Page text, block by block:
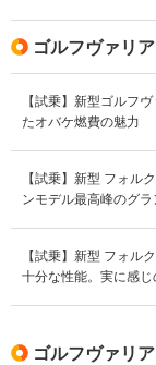
ゴルフヴァリ
【試乗】新型ゴルフ
たオバケ燃費の魅力
【試乗】新型 フォル
ンモデル最高峰のグ
【試乗】新型 フォル
十分な性能。実に感
ゴルフヴァリ